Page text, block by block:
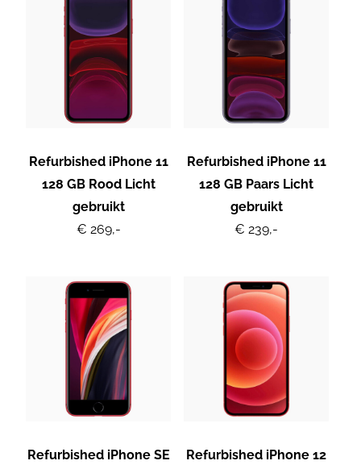
Refurbished iPhone 11
128 GB Rood Licht
gebruikt
€ 269,-
Refurbished iPhone 11
128 GB Paars Licht
gebruikt
€ 239,-
Refurbished iPhone SE
Refurbished iPhone 12